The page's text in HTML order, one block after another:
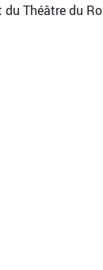
Théâtre du